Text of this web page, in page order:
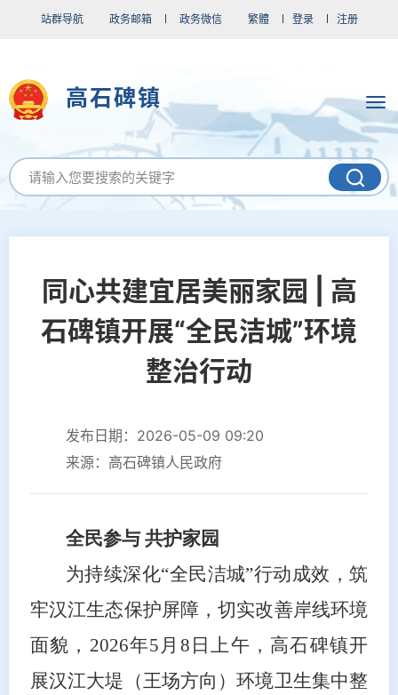
站群导航 政务邮箱 政务微信 繁體 登录 注册
高石碑镇
同心共建宜居美丽家园 | 高
石碑镇开展“全民洁城”环境
整治行动
发布日期：2026-05-09 09:20
来源：高石碑镇人民政府
全民参与 共护家园
为持续深化“全民洁城”行动成效，筑
牢汉江生态保护屏障，切实改善岸线环境
面貌，2026年5月8日上午，高石碑镇开
展汉江大堤（王场方向）环境卫生集中整